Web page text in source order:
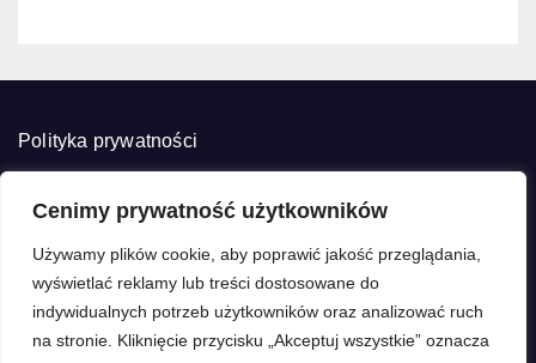
Cenimy prywatność użytkowników
Używamy plików cookie, aby poprawić jakość przeglądania,
wyświetlać reklamy lub treści dostosowane do
indywidualnych potrzeb użytkowników oraz analizować ruch
na stronie. Kliknięcie przycisku „Akceptuj wszystkie” oznacza
Polityka prywatności
Decore Home
Dekorujemy z pasją, remontujemy z głową